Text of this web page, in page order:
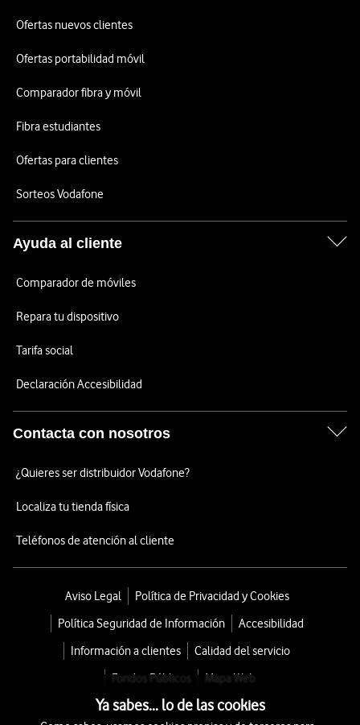
Ofertas nuevos clientes
Ofertas portabilidad móvil
Comparador fibra y móvil
Fibra estudiantes
Ofertas para clientes
Sorteos Vodafone
Ayuda al cliente
Comparador de móviles
Repara tu dispositivo
Tarifa social
Declaración Accesibilidad
Contacta con nosotros
¿Quieres ser distribuidor Vodafone?
Localiza tu tienda física
Teléfonos de atención al cliente
Aviso Legal
Política de Privacidad y Cookies
Política Seguridad de Información
Accesibilidad
Información a clientes
Calidad del servicio
Fondos Públicos
Mapa Web
Ya sabes... lo de las cookies